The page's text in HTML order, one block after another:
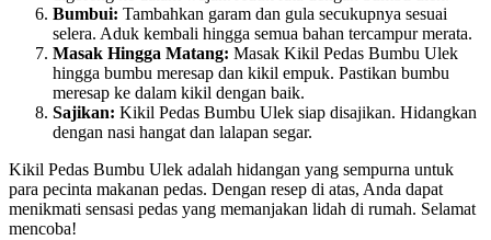
Bumbui: Tambahkan garam dan gula secukupnya sesuai
selera. Aduk kembali hingga semua bahan tercampur merata.
Masak Hingga Matang: Masak Kikil Pedas Bumbu Ulek
hingga bumbu meresap dan kikil empuk. Pastikan bumbu
meresap ke dalam kikil dengan baik.
Sajikan: Kikil Pedas Bumbu Ulek siap disajikan. Hidangkan
dengan nasi hangat dan lalapan segar.
Kikil Pedas Bumbu Ulek adalah hidangan yang sempurna untuk
para pecinta makanan pedas. Dengan resep di atas, Anda dapat
menikmati sensasi pedas yang memanjakan lidah di rumah. Selamat
mencoba!